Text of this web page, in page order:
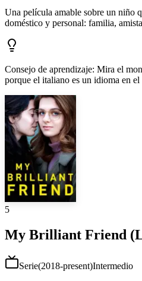
Una película amable sobre un niño
doméstico y personal: familia,
Consejo de aprendizaje: Mira el
porque el italiano es un idioma en
5
My Brilliant Friend
Serie(2018-present)Intermedio